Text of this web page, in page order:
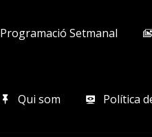
Programació Setmanal
Qui som Política